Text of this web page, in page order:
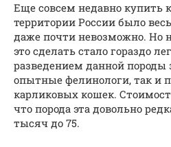
Еще совсем недавно купить
территории России было
даже почти невозможно. Но
это сделать стало гораздо
разведением данной породы
опытные фелинологи, так и
карликовых кошек.
что порода эта довольно
тысяч до 75.